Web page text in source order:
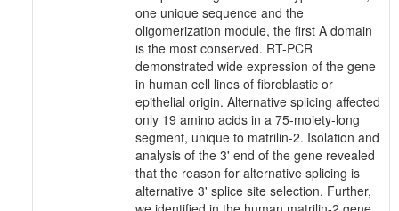
one unique sequence and the
oligomerization module, the first A domain
is the most conserved. RT-PCR
demonstrated wide expression of the gene
in human cell lines of fibroblastic or
epithelial origin. Alternative splicing affected
only 19 amino acids in a 75-moiety-long
segment, unique to matrilin-2. Isolation and
analysis of the 3' end of the gene revealed
that the reason for alternative splicing is
alternative 3' splice site selection. Further,